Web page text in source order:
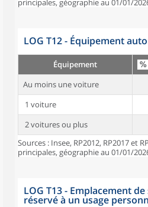
principales, géographie au 01/01/
LOG T12 - Équipement
Équipement
Au moins une voiture
1 voiture
2 voitures ou plus
Sources : Insee, RP2012, RP2017 et
principales, géographie au 01/01/
LOG T13 - Emplacement
réservé à un usage